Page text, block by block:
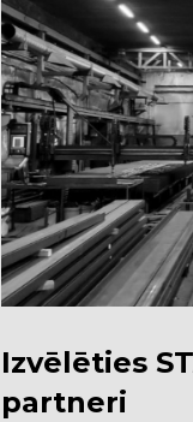
Izvēlēties
partneri